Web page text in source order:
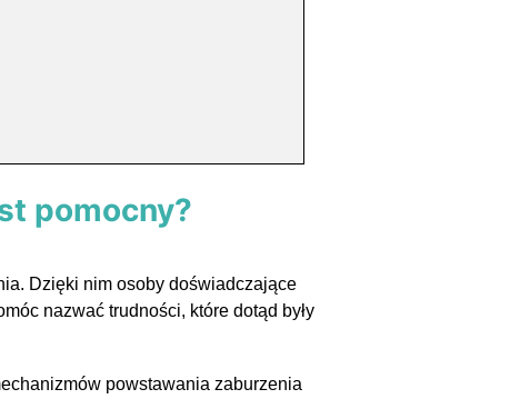
pomocny?
Dzięki nim osoby doświadczające
nazwać trudności, które dotąd były
powstawania zaburzenia